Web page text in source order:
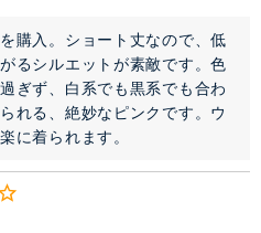
購入。ショート丈なので、低
るシルエットが素敵です。色
ぎず、白系でも黒系でも合わ
れる、絶妙なピンクです。ウ
に着られます。